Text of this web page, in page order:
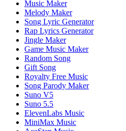
Music Maker
Melody Maker
Song Lyric Generator
Rap Lyrics Generator
Jingle Maker
Game Music Maker
Random Song
Gift Song
Royalty Free Music
Song Parody Maker
Suno V5
Suno 5.5
ElevenLabs Music
MiniMax Music